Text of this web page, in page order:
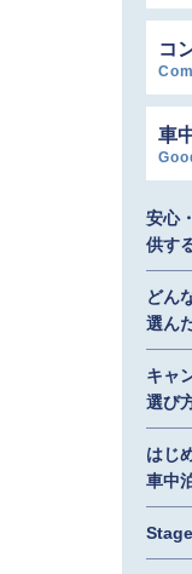
コ
車
安心
供す
どん
選ん
キャ
選び
はじ
車中